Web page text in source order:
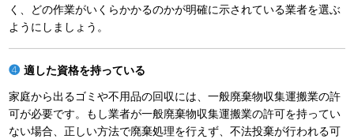
く、どの作業がいくらかかるのかが明確に示されている業者を選ぶ
ようにしましょう。
適した資格を持っている
家庭から出るゴミや不用品の回収には、一般廃棄物収集運搬業の許
可が必要です。もし業者が一般廃棄物収集運搬業の許可を持ってい
ない場合、正しい方法で廃棄処理を行えず、不法投棄が行われる可